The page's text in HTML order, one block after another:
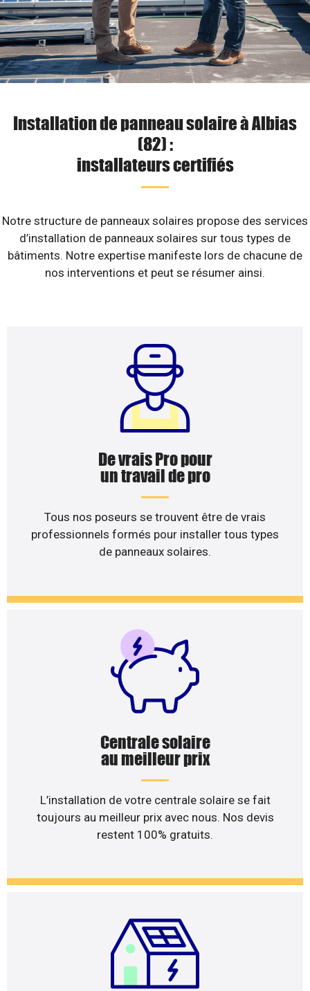
Installation de panneau solaire à Albias
(82) :
installateurs certifiés
Notre structure de panneaux solaires propose des services
d’installation de panneaux solaires sur tous types de
bâtiments. Notre expertise manifeste lors de chacune de
nos interventions et peut se résumer ainsi.
De vrais Pro pour
un travail de pro
Tous nos poseurs se trouvent être de vrais
professionnels formés pour installer tous types
de panneaux solaires.
Centrale solaire
au meilleur prix
L’installation de votre centrale solaire se fait
toujours au meilleur prix avec nous. Nos devis
restent 100% gratuits.